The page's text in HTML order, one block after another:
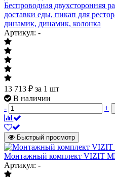
Беспроводная двухсторонняя
доставки еды, пикап для
динамик, динамик, колонка
Артикул: -
13 713 ₽ за 1 шт
В наличии
-
+
Быстрый просмотр
Монтажный комплект VIZIT
Артикул: -